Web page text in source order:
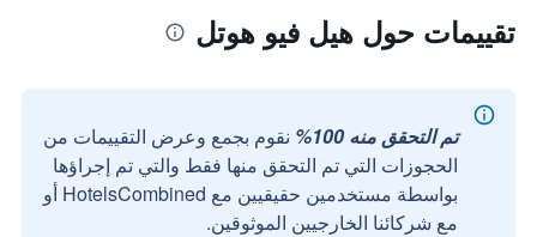
تقييمات حول هيل فيو هوتل
تم التحقق منه 100%
نقوم بجمع وعرض التقييمات من
الحجوزات التي تم التحقق منها فقط والتي تم إجراؤها
بواسطة مستخدمين حقيقيين مع HotelsCombined أو
مع شركائنا الخارجيين الموثوقين.